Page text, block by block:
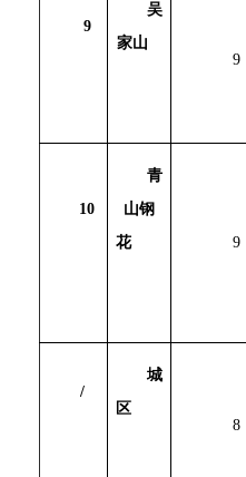
9
吴
家山
9
10
青
山钢
花
9
/
城
区
8